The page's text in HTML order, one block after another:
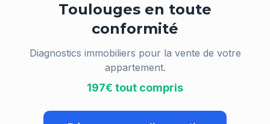
Toulouges en toute
conformité
Diagnostics immobiliers pour la vente de votre
appartement.
197€ tout compris